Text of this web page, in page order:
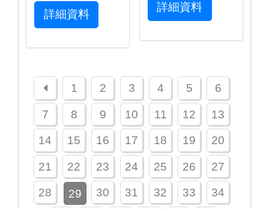
詳細資料
詳細資料
上一頁
1 2 3 4 5 6
7 8 9 10 11 12 13
14 15 16 17 18 19 20
21 22 23 24 25 26 27
28 29 30 31 32 33 34